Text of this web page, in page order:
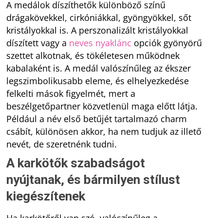
A medálok díszíthetők különböző színű
drágakövekkel, cirkóniákkal, gyöngyökkel, sőt
kristályokkal is. A perszonalizált kristályokkal
díszített vagy a neves nyaklánc opciók gyönyörű
szettet alkotnak, és tökéletesen működnek
kabalaként is. A medál valószínűleg az ékszer
legszimbolikusabb eleme, és elhelyezkedése
felkelti mások figyelmét, mert a
beszélgetőpartner közvetlenül maga előtt látja.
Például a név első betűjét tartalmazó charm
csábít, különösen akkor, ha nem tudjuk az illető
nevét, de szeretnénk tudni.
A karkötők szabadságot
nyújtanak, és bármilyen stílust
kiegészítenek